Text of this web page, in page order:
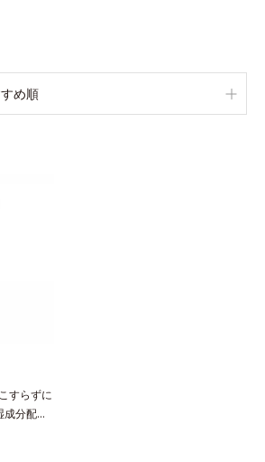
め順
すらずに
分配合
がりは、
クリアベ